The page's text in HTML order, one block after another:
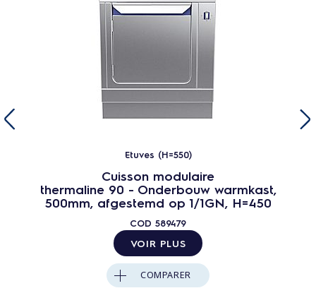
Etuves (H=550)
Cuisson modulaire
thermaline 90 - Onderbouw warmkast,
500mm, afgestemd op 1/1GN, H=450
COD 589479
VOIR PLUS
COMPARER